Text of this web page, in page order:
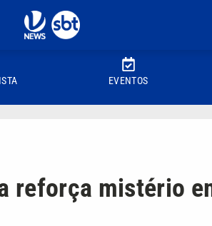
EVENTOS
reforça mistério